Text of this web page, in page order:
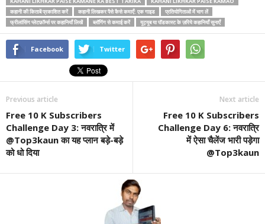
कहानी की किताबें प्रकाशित करें
कहानी लिखकर पैसे कैसे कमाएँ: एक गाइड
प्रतियोगिताओं में भाग लें
फ्रीलांसिंग प्लेटफ़ॉर्म्स पर कहानियाँ लिखें
ब्लॉगिंग से कमाई करें यूट्यूब या पॉडकास्ट के ज़रिये कहानियाँ सुनाएँ
Facebook Twitter
Previous article
Free 10 K Subscribers
Challenge Day 3: नवरात्रि में
@Top3kaun का यह प्लान बड़े-बड़े
को धो दिया
Next article
Free 10 K Subscribers
Challenge Day 6: नवरात्रि
में ऐसा चैलेंज भारी पड़ेगा
@Top3kaun